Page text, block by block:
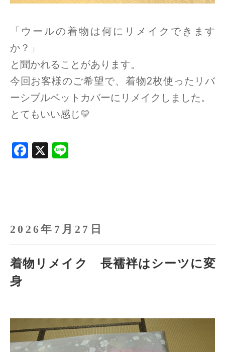
「ウールの着物は何にリメイクできます
か？」
と聞かれることがあります。
今回お客様のご希望で、着物2枚使ったリバ
ーシブルベットカバーにリメイクしました。
とてもいい感じ💛
F
o
k
X
2026年7月27日
着物リメイク 長襦袢はシーツに変
身